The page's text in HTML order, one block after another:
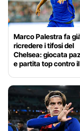
Marco Palestra fa
ricredere i tifosi del
Chelsea: giocata
e partita top contro